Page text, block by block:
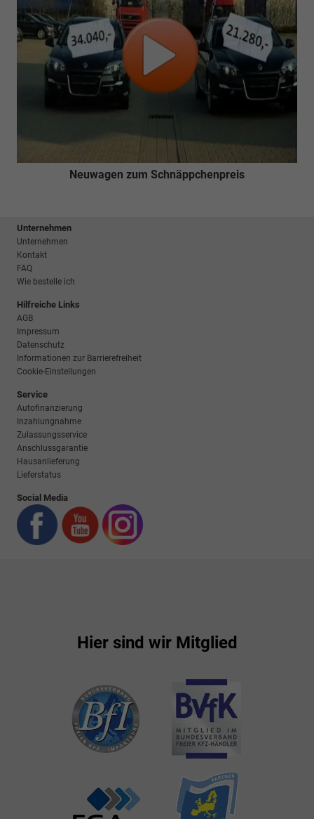
Neuwagen zum Schnäppchenpreis
Unternehmen
Unternehmen
Kontakt
FAQ
Wie bestelle ich
Hilfreiche Links
AGB
Impressum
Datenschutz
Informationen zur Barrierefreiheit
Cookie-Einstellungen
Service
Autofinanzierung
Inzahlungnahme
Zulassungsservice
Anschlussgarantie
Hausanlieferung
Lieferstatus
Social Media
Hier sind wir Mitglied